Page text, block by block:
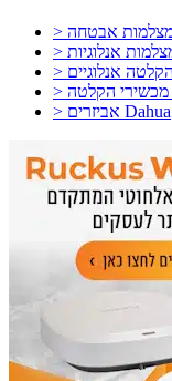
> אביזרים Dahua